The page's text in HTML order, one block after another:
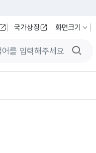
국가상징 화면크기